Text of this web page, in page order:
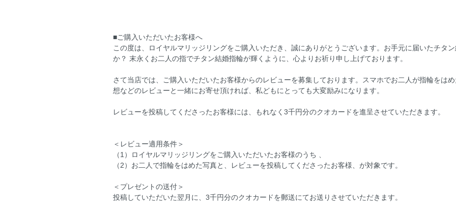
■ご購入いただいたお客様へ
この度は、ロイヤルマリッジリングをご購入いただき、誠にありがとうございます。お手元に届いたチタ
か？ 末永くお二人の指でチタン結婚指輪が輝くように、心よりお祈り申し上げております。
さて当店では、ご購入いただいたお客様からのレビューを募集しております。スマホでお二人が指輪をは
想などのレビューと一緒にお寄せ頂ければ、私どもにとっても大変励みになります。
レビューを投稿してくださったお客様には、もれなく3千円分のクオカードを進呈させていただきます。
＜レビュー適用条件＞
（1）ロイヤルマリッジリングをご購入いただいたお客様のうち 、
（2）お二人で指輪をはめた写真と、レビューを投稿してくださったお客様、が対象です。
＜プレゼントの送付＞
投稿していただいた翌月に、3千円分のクオカードを郵送にてお送りさせていただきます。